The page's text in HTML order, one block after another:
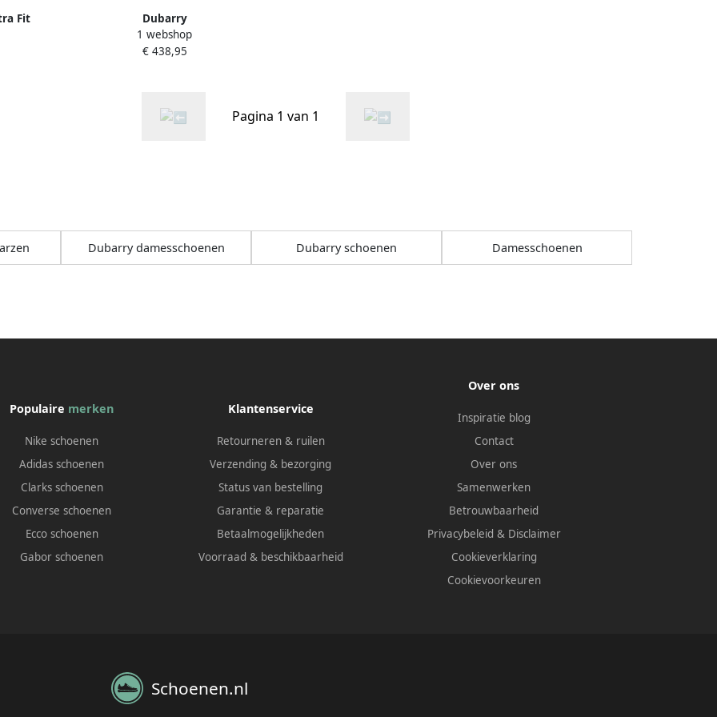
Fit
Dubarry
SLIGO~~~~~~~~~~~~~~~~~~~~~~~~~
WandellaarzenDames laarzen
1 webshop
€ 438,95
Pagina 1 van 1
Dubarry damesschoenen Dubarry schoenen Damesschoenen
Populaire merken
Nike schoenen
Adidas schoenen
Clarks schoenen
Converse schoenen
Ecco schoenen
Gabor schoenen
Klantenservice
Retourneren & ruilen
Verzending & bezorging
Status van bestelling
Garantie & reparatie
Betaalmogelijkheden
Voorraad & beschikbaarheid
Over ons
Inspiratie blog
Contact
Over ons
Samenwerken
Betrouwbaarheid
Privacybeleid & Disclaimer
Cookieverklaring
Cookievoorkeuren
Schoenen.nl